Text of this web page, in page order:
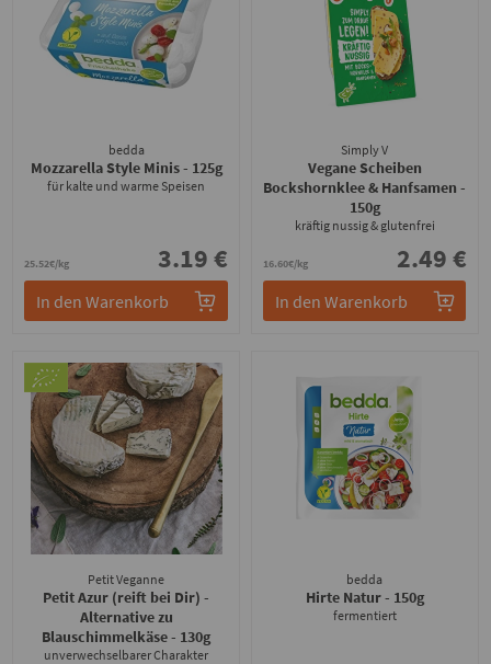
bedda
Mozzarella Style Minis- 125g
für kalte und warme Speisen
25.52€/kg 3.19 €
In den Warenkorb
Simply V
Vegane Scheiben
Bockshornklee & Hanfsamen-
150g
kräftig nussig & glutenfrei
16.60€/kg 2.49 €
In den Warenkorb
Petit Veganne
Petit Azur (reift bei Dir) -
Alternative zu
Blauschimmelkäse- 130g
unverwechselbarer Charakter
bedda
Hirte Natur- 150g
fermentiert